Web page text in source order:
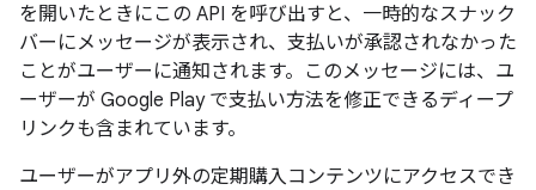
を開いたときにこの API を呼び出すと、一時的なスナック
バーにメッセージが表示され、支払いが承認されなかった
ことがユーザーに通知されます。このメッセージには、ユ
ーザーが Google Play で支払い方法を修正できるディープ
リンクも含まれています。
ユーザーがアプリ外の定期購入コンテンツにアクセスでき